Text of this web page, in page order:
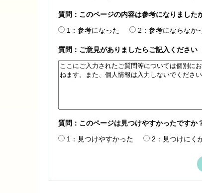
質問：このページの内容は参考になりました
1：参考になった
2：参考にならなか
質問：ご意見がありましたらご記入ください
質問：このページは見つけやすかったですか
1：見つけやすかった
2：見つけにく